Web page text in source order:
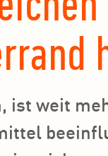
ist weit